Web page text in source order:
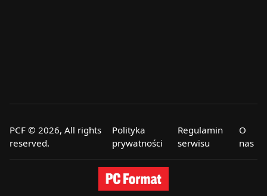
PCF © 2026, All rights
reserved.
Polityka
prywatności
Regulamin
serwisu
O
nas